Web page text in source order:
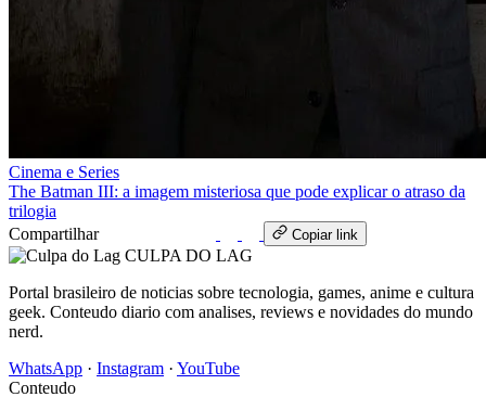
Cinema e Series
The Batman III: a imagem misteriosa que pode explicar o atraso da
trilogia
Compartilhar
Copiar link
CULPA DO LAG
Portal brasileiro de noticias sobre tecnologia, games, anime e cultura
geek. Conteudo diario com analises, reviews e novidades do mundo
nerd.
WhatsApp · Instagram · YouTube
Conteudo